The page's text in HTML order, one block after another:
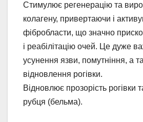
Стимулює регенерацію та
колагену, привертаючи і
фібробласти, що значно
і реабілітацію очей. Це дуже
усунення язви, помутніння, а
відновлення рогівки.
Відновлює прозорість рогівки
рубця (бельма).